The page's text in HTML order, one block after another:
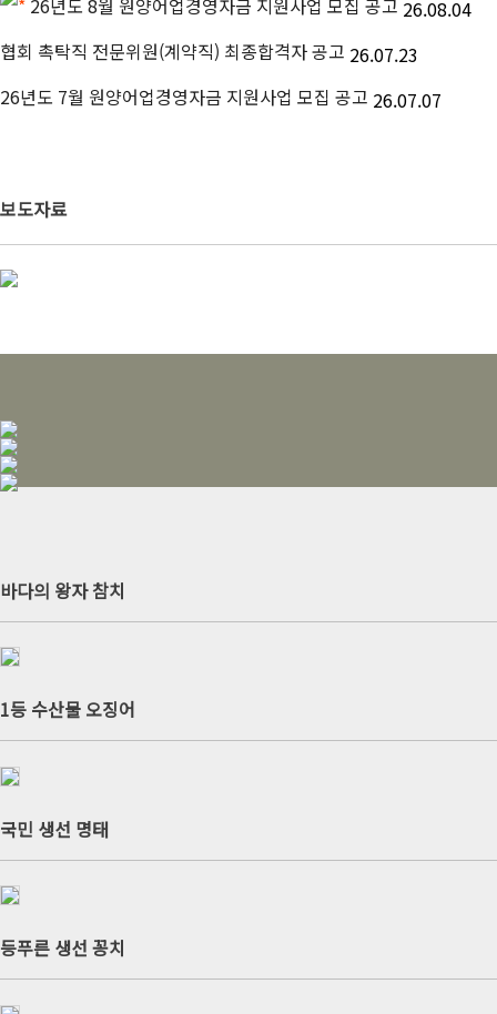
* 26년도 8월 원양어업경영자금 지원사업 모집 공고 26.08.04
협회 촉탁직 전문위원(계약직) 최종합격자 공고 26.07.23
26년도 7월 원양어업경영자금 지원사업 모집 공고 26.07.07
보도자료
바다의 왕자 참치
1등 수산물 오징어
국민 생선 명태
등푸른 생선 꽁치